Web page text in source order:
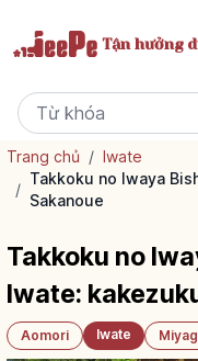
Tận hưởng
Trang chủ / Iwate
/
Takkoku no Iwaya
Sakanoue
Takkoku no
Iwate:
Aomori Iwate